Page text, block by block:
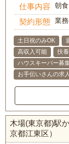
仕事内容 朝
契約形態 業
土日祝のみOK
高収入可能
扶
ハウスキーパー募
お手伝いさんの求人
木場(東京都)駅
京都江東区）